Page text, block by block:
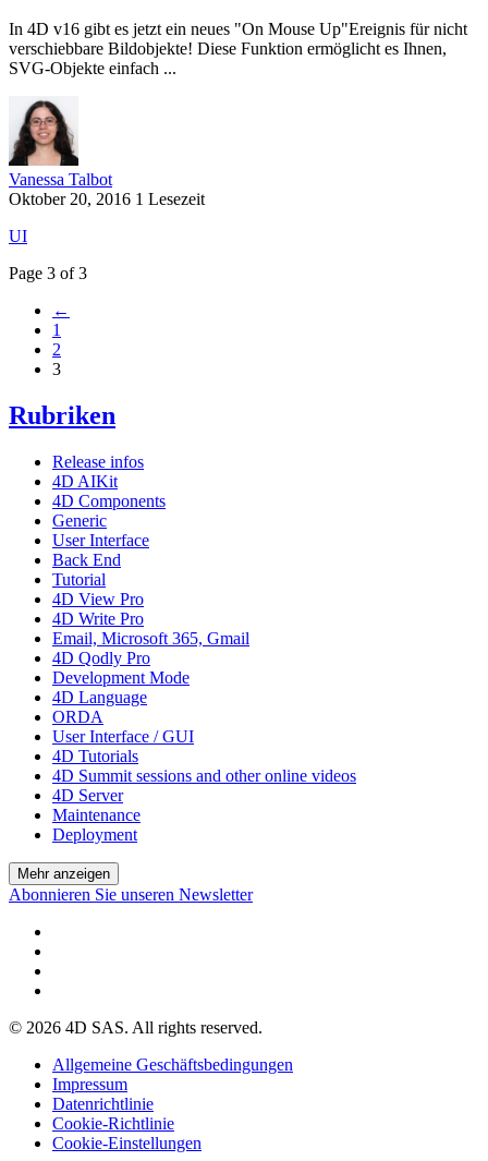
In 4D v16 gibt es jetzt ein neues "On Mouse Up"Ereignis für nicht
verschiebbare Bildobjekte! Diese Funktion ermöglicht es Ihnen,
SVG-Objekte einfach ...
Vanessa Talbot
Oktober 20, 2016 1 Lesezeit
UI
Page 3 of 3
←
1
2
3
Rubriken
Release infos
4D AIKit
4D Components
Generic
User Interface
Back End
Tutorial
4D View Pro
4D Write Pro
Email, Microsoft 365, Gmail
4D Qodly Pro
Development Mode
4D Language
ORDA
User Interface / GUI
4D Tutorials
4D Summit sessions and other online videos
4D Server
Maintenance
Deployment
Mehr anzeigen
Abonnieren Sie unseren Newsletter
© 2026 4D SAS. All rights reserved.
Allgemeine Geschäftsbedingungen
Impressum
Datenrichtlinie
Cookie-Richtlinie
Cookie-Einstellungen